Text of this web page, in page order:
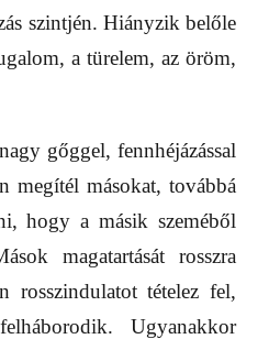
szintjén. Hiányzik belőle
a türelem, az öröm,
gőggel, fennhéjázással
megítél másokat, továbbá
hogy a másik szeméből
magatartását rosszra
rosszindulatot tételez fel,
Ugyanakkor